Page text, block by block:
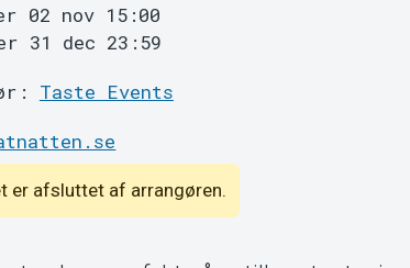
02 nov 15:00
31 dec 23:59
Taste Events
er afsluttet af arrangøren.